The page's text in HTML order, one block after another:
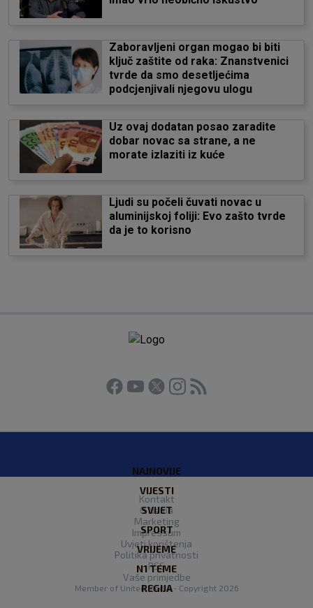
Zaboravljeni organ mogao bi biti
ključ zaštite od raka: Znanstvenici
tvrde da smo desetljećima
podcjenjivali njegovu ulogu
Uz ovaj dodatan posao zaradite
dobar novac sa strane, a ne
morate izlaziti iz kuće
Ljudi su počeli čuvati novac u
aluminijskoj foliji: Evo zašto tvrde
da je to korisno
NAJNOVIJE
VIJESTI
SVIJET
SPORT
VRIJEME
N1 TEME
REGIJA
Kontakt
O Nama
Marketing
Impressum
Uvjeti korištenja
Politika privatnosti
RSS
Vaše primjedbe
Member of United Media- Copyright 2026